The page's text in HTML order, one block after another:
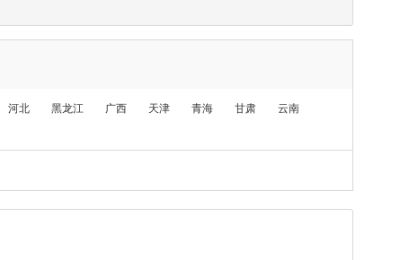
河北 黑龙江 广西 天津 青海 甘肃
云南